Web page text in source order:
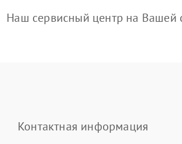
Наш сервисный центр на Вашей
Контактная информация